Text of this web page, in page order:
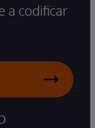
a codificar